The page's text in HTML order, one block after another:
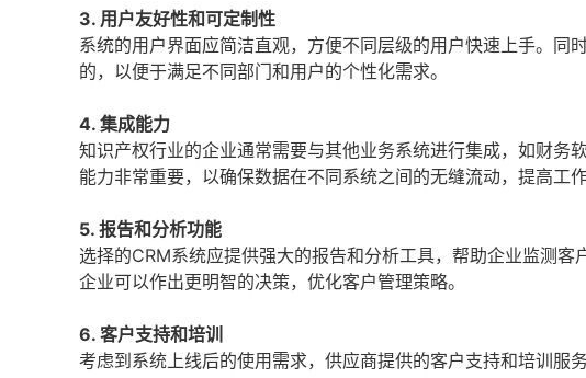
3. 用户友好性和可定制性
系统的用户界面应简洁直观，方便不同层级的用户快速上手。
的，以便于满足不同部门和用户的个性化需求。
4. 集成能力
知识产权行业的企业通常需要与其他业务系统进行集成，如财务
能力非常重要，以确保数据在不同系统之间的无缝流动，提高工作
5. 报告和分析功能
选择的CRM系统应提供强大的报告和分析工具，帮助企业监测客
企业可以作出更明智的决策，优化客户管理策略。
6. 客户支持和培训
考虑到系统上线后的使用需求，供应商提供的客户支持和培训服